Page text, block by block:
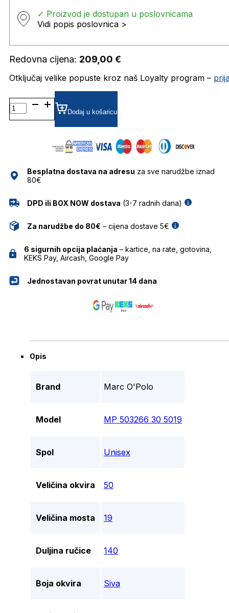
✓ Proizvod je dostupan u poslovnicama
Vidi popis poslovnica >
Redovna cijena: 209,00 €
Otključaj velike popuste kroz naš Loyalty program –
MP
503266
30
DIOPTRIJSKI
O'POLO
količina
Dodaj u košaricu
Besplatna dostava na adresu za sve narudžbe iznad
80€
DPD ili BOX NOW dostava (3-7 radnih dana)
Za narudžbe do 80€ – cijena dostave 5€
6 sigurnih opcija plaćanja – kartice, na rate, gotovina,
KEKS Pay, Aircash, Google Pay
Jednostavan povrat unutar 14 dana
Opis
Brand Marc O'Polo
Model MP 503266 30 5019
Spol Unisex
Veličina okvira 50
Veličina mosta 19
Duljina ručice 140
Boja okvira Siva